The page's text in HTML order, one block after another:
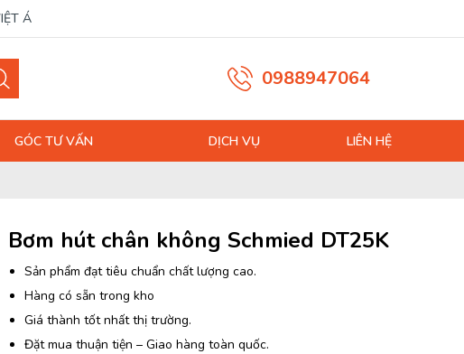
Á
0988947064
GÓC TƯ VẤN DỊCH VỤ LIÊN HỆ
Bơm hút chân không Schmied DT25K
Sản phẩm đạt tiêu chuẩn chất lượng cao.
Hàng có sẵn trong kho
Giá thành tốt nhất thị trường.
Đặt mua thuận tiện – Giao hàng toàn quốc.